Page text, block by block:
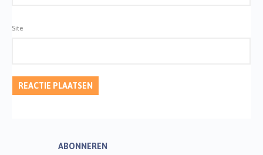
Site
ABONNEREN